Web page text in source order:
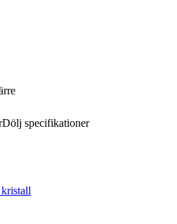
Dölj specifikationer